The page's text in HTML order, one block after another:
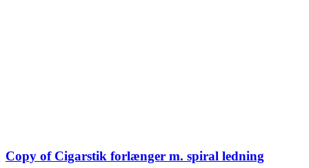
Copy of Cigarstik forlænger m. spiral ledning